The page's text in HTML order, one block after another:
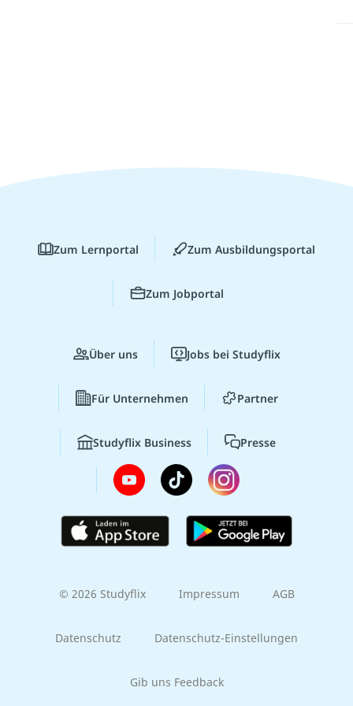
Zum Lernportal Zum Ausbildungsportal
Zum Jobportal
Über uns Jobs bei Studyflix
Für Unternehmen Partner
Studyflix Business Presse
© 2026 Studyflix Impressum AGB
Datenschutz Datenschutz-Einstellungen
Gib uns Feedback